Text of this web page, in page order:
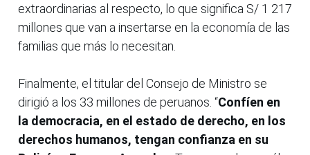
extraordinarias al respecto, lo que significa S/ 1 217
millones que van a insertarse en la economía de las
familias que más lo necesitan.
Finalmente, el titular del Consejo de Ministro se
dirigió a los 33 millones de peruanos. “Confíen en
la democracia, en el estado de derecho, en los
derechos humanos, tengan confianza en su